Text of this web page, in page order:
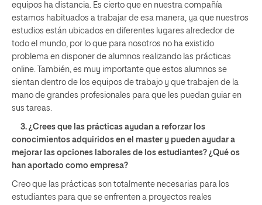
equipos ha distancia. Es cierto que en nuestra compañía
estamos habituados a trabajar de esa manera, ya que nuestros
estudios están ubicados en diferentes lugares alrededor de
todo el mundo, por lo que para nosotros no ha existido
problema en disponer de alumnos realizando las prácticas
online. También, es muy importante que estos alumnos se
sientan dentro de los equipos de trabajo y que trabajen de la
mano de grandes profesionales para que les puedan guiar en
sus tareas.
3. ¿Crees que las prácticas ayudan a reforzar los
conocimientos adquiridos en el master y pueden ayudar a
mejorar las opciones laborales de los estudiantes? ¿Qué os
han aportado como empresa?
Creo que las prácticas son totalmente necesarias para los
estudiantes para que se enfrenten a proyectos reales